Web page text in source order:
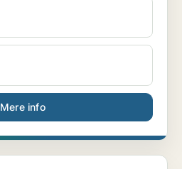
Mere info